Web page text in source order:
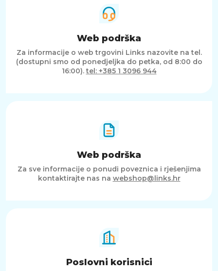
stabilizacijom i potpunim softverskim
ekosustavom za uređivanje. Bilo da snimaš
ekstremne avanture, vlogiraš ili stvaraš
profesionalni sadržaj, Osmo 360 postavlja nove
standarde u snimanju svake perspektive – bez
granica.
Web podrška
Za informacije o web trgovini Links nazovite na tel.
(dostupni smo od ponedjeljka do petka, od 8:00 do
16:00).tel: +385 1 3096 944
Web podrška
Za sve informacije o ponudi poveznica i rješenjima
kontaktirajte nas na webshop@links.hr
Poslovni korisnici